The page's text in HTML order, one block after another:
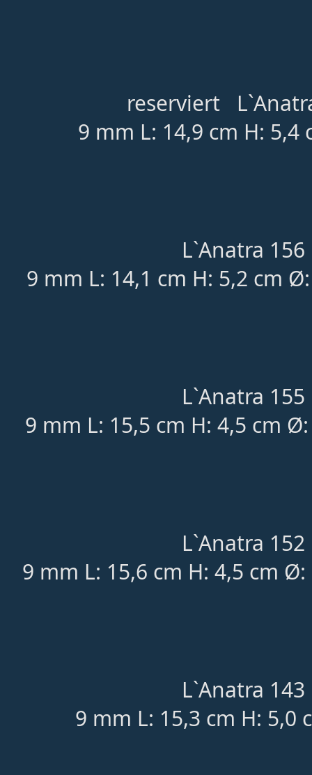
reserviert
9 mm L: 14,9 cm H:
L`Anatra
9 mm L: 14,1 cm H: 5,2 cm
L`Anatra
9 mm L: 15,5 cm H: 4,5 cm
L`Anatra
9 mm L: 15,6 cm H: 4,5 cm
L`Anatra
9 mm L: 15,3 cm H: 5,0